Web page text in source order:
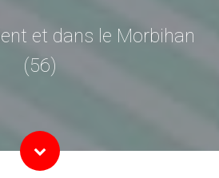
et dans le Morbihan
(56)